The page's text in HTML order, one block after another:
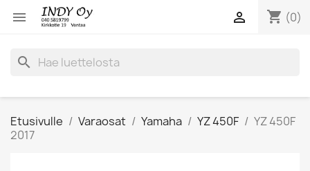
 shopping_cart (0)

search
Etusivulle Varaosat Yamaha YZ 450F
YZ 450F
2017